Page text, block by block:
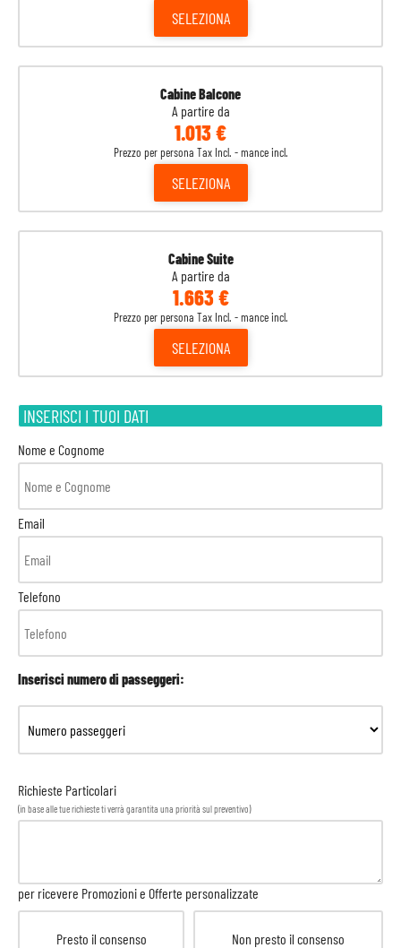
SELEZIONA
Cabine Balcone
A partire da
1.013 €
Prezzo per persona Tax Incl. - mance incl.
SELEZIONA
Cabine Suite
A partire da
1.663 €
Prezzo per persona Tax Incl. - mance incl.
SELEZIONA
INSERISCI I TUOI DATI
Nome e Cognome
Email
Telefono
Inserisci numero di passeggeri:
Richieste Particolari
(in base alle tue richieste ti verrà garantita una priorità sul preventivo)
per ricevere Promozioni e Offerte personalizzate
Presto il consenso Non presto il consenso